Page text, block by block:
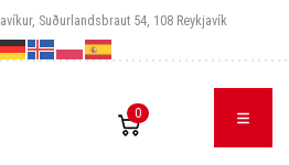
Suðurlandsbraut 54, 108 Reykjavík
0